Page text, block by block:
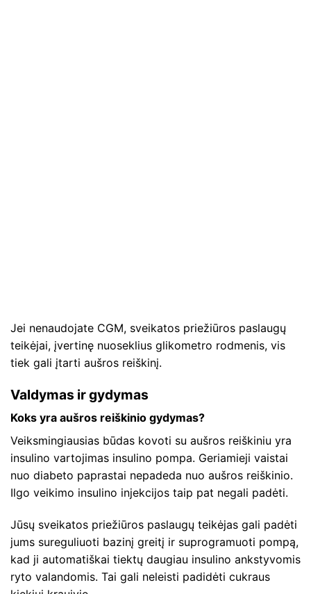
Jei nenaudojate CGM, sveikatos priežiūros paslaugų
teikėjai, įvertinę nuoseklius glikometro rodmenis, vis
tiek gali įtarti aušros reiškinį.
Valdymas ir gydymas
Koks yra aušros reiškinio gydymas?
Veiksmingiausias būdas kovoti su aušros reiškiniu yra
insulino vartojimas insulino pompa. Geriamieji vaistai
nuo diabeto paprastai nepadeda nuo aušros reiškinio.
Ilgo veikimo insulino injekcijos taip pat negali padėti.
Jūsų sveikatos priežiūros paslaugų teikėjas gali padėti
jums sureguliuoti bazinį greitį ir suprogramuoti pompą,
kad ji automatiškai tiektų daugiau insulino ankstyvomis
ryto valandomis. Tai gali neleisti padidėti cukraus